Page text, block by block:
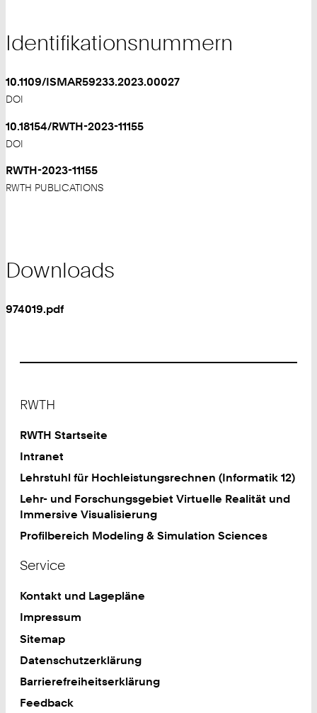
Identifikationsnummern
10.1109/ISMAR59233.2023.00027
DOI
10.18154/RWTH-2023-11155
DOI
RWTH-2023-11155
RWTH PUBLICATIONS
Downloads
974019.pdf
RWTH
RWTH Startseite
Intranet
Lehrstuhl für Hochleistungsrechnen (Informatik 12)
Lehr- und Forschungsgebiet Virtuelle Realität und
Immersive Visualisierung
Profilbereich Modeling & Simulation Sciences
Service
Kontakt und Lagepläne
Impressum
Sitemap
Datenschutzerklärung
Barrierefreiheitserklärung
Feedback